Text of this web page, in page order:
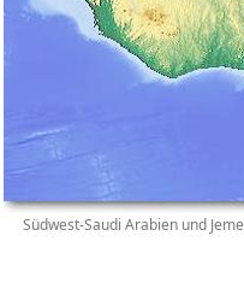
Südwest-Saudi Arabien und